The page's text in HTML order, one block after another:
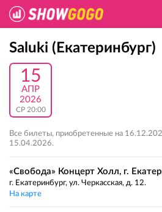
Saluki (Екатеринбург)
15
АПР
2026
СР 20:00
Все билеты, приобретенные на
15.04.2026.
«Свобода» Концерт Холл, г.
г. Екатеринбург, ул. Черкасская, д. 12.
На карте